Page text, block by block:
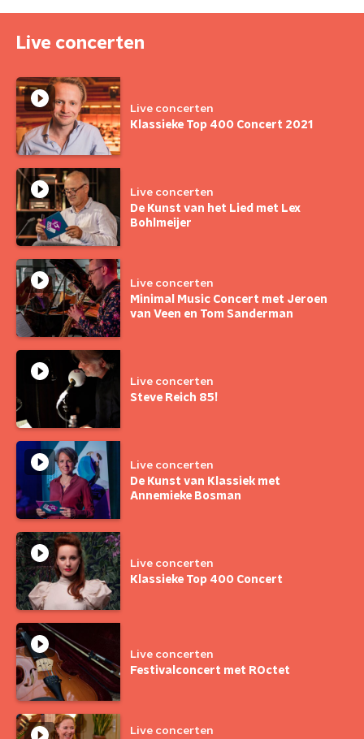
Live concerten
Live concerten
Klassieke Top 400 Concert 2021
Live concerten
De Kunst van het Lied met Lex
Bohlmeijer
Live concerten
Minimal Music Concert met Jeroen
van Veen en Tom Sanderman
Live concerten
Steve Reich 85!
Live concerten
De Kunst van Klassiek met
Annemieke Bosman
Live concerten
Klassieke Top 400 Concert
Live concerten
Festivalconcert met ROctet
Live concerten